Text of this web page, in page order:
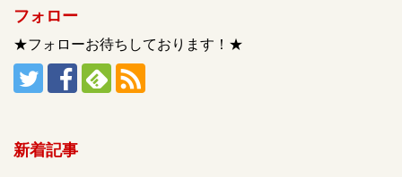
フォロー
★フォローお待ちしております！★
新着記事